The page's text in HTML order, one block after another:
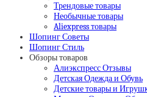
Трендовые товары
Необычные товары
Aliexpress товары
Шопинг Советы
Шопинг Стиль
Обзоры товаров
Алиэкспресс Отзывы
Детская Одежда и Обувь
Детские товары и